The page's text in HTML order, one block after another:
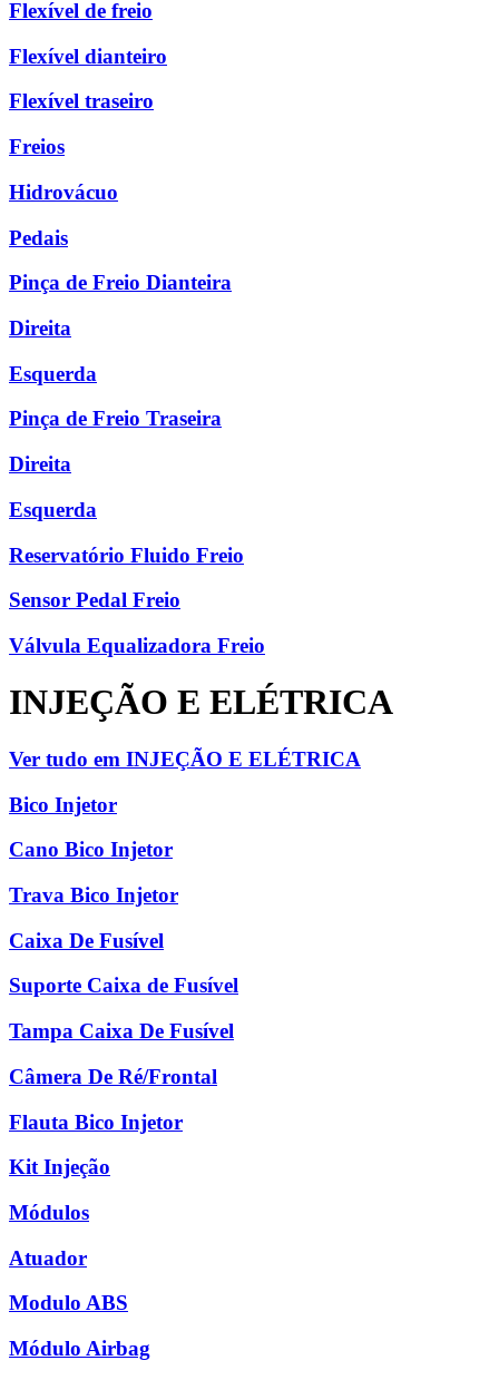
Flexível de freio
Flexível dianteiro
Flexível traseiro
Freios
Hidrovácuo
Pedais
Pinça de Freio Dianteira
Direita
Esquerda
Pinça de Freio Traseira
Direita
Esquerda
Reservatório Fluido Freio
Sensor Pedal Freio
Válvula Equalizadora Freio
INJEÇÃO E ELÉTRICA
Ver tudo em INJEÇÃO E ELÉTRICA
Bico Injetor
Cano Bico Injetor
Trava Bico Injetor
Caixa De Fusível
Suporte Caixa de Fusível
Tampa Caixa De Fusível
Câmera De Ré/Frontal
Flauta Bico Injetor
Kit Injeção
Módulos
Atuador
Modulo ABS
Módulo Airbag